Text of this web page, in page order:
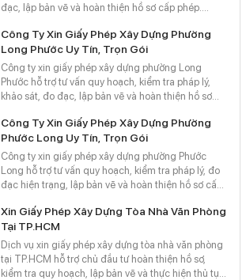
đạc, lập bản vẽ và hoàn thiện hồ sơ cấp phép.
vụ chuyên nghiệp, minh bạch, giúp khách hàng tiết
kiệm thời gian và hạn chế sai sót.
Công Ty Xin Giấy Phép Xây Dựng Phường
Long Phước Uy Tín, Trọn Gói
Công ty xin giấy phép xây dựng phường Long
Phước hỗ trợ tư vấn quy hoạch, kiểm tra pháp lý,
khảo sát, đo đạc, lập bản vẽ và hoàn thiện hồ sơ
cấp dịch vụ chuyên nghiệp, minh bạch, giúp khách
hàng tiết kiệm thời gian và hạn chế sai sót.
Công Ty Xin Giấy Phép Xây Dựng Phường
Phước Long Uy Tín, Trọn Gói
Công ty xin giấy phép xây dựng phường Phước
Long hỗ trợ tư vấn quy hoạch, kiểm tra pháp lý, đo
đạc hiện trạng, lập bản vẽ và hoàn thiện hồ sơ cấp
dịch vụ chuyên nghiệp, minh bạch, giúp khách
hàng tiết kiệm thời gian và hạn chế phát sinh.
Xin Giấy Phép Xây Dựng Tòa Nhà Văn Phòng
Tại TP.HCM
Dịch vụ xin giấy phép xây dựng tòa nhà văn phòng
tại TP.HCM hỗ trợ chủ đầu tư hoàn thiện hồ sơ,
kiểm tra quy hoạch, lập bản vẽ và thực hiện thủ tục